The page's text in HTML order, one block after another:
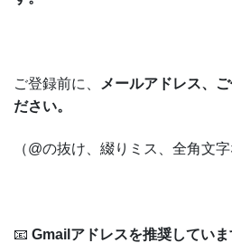
ご登録前に、
メールアドレス、
ださい。
（@の抜け、綴りミス、全角文
📧 Gmailアドレスを推奨していま